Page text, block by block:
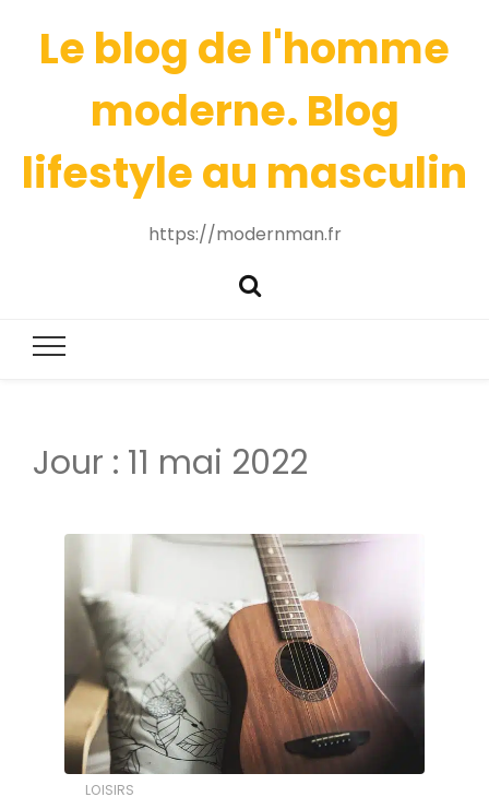
Le blog de l'homme
moderne. Blog
lifestyle au masculin
https://modernman.fr
Jour : 11 mai 2022
LOISIRS